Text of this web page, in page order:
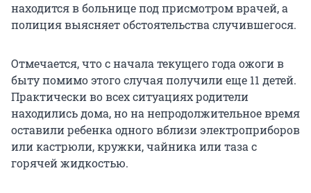
находится в больнице под присмотром врачей, а
полиция выясняет обстоятельства случившегося.
Отмечается, что с начала текущего года ожоги в
быту помимо этого случая получили еще 11 детей.
Практически во всех ситуациях родители
находились дома, но на непродолжительное время
оставили ребенка одного вблизи электроприборов
или кастрюли, кружки, чайника или таза с
горячей жидкостью.